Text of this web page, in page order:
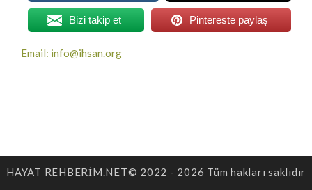
Bizi takip et Pintereste paylaş
Email: info@ihsan.org
HAYAT REHBERİM.NET© 2022 - 2026 Tüm hakları saklıdır